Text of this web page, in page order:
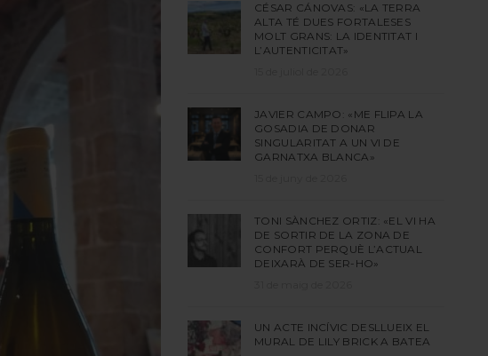
CÉSAR CÁNOVAS: «LA TERRA
ALTA TÉ DUES FORTALESES
MOLT GRANS: LA IDENTITAT I
L’AUTENTICITAT»
JAVIER CAMPO: «ME FLIPA LA
GOSADIA DE DONAR
SINGULARITAT A UN VI DE
GARNATXA BLANCA»
TONI SÀNCHEZ ORTIZ: «EL VI HA
DE SORTIR DE LA ZONA DE
CONFORT PERQUÈ L’ACTUAL
DEIXARÀ DE SER-HO»
UN ACTE INCÍVIC DESLLUEIX EL
MURAL DE LILY BRICK A BATEA